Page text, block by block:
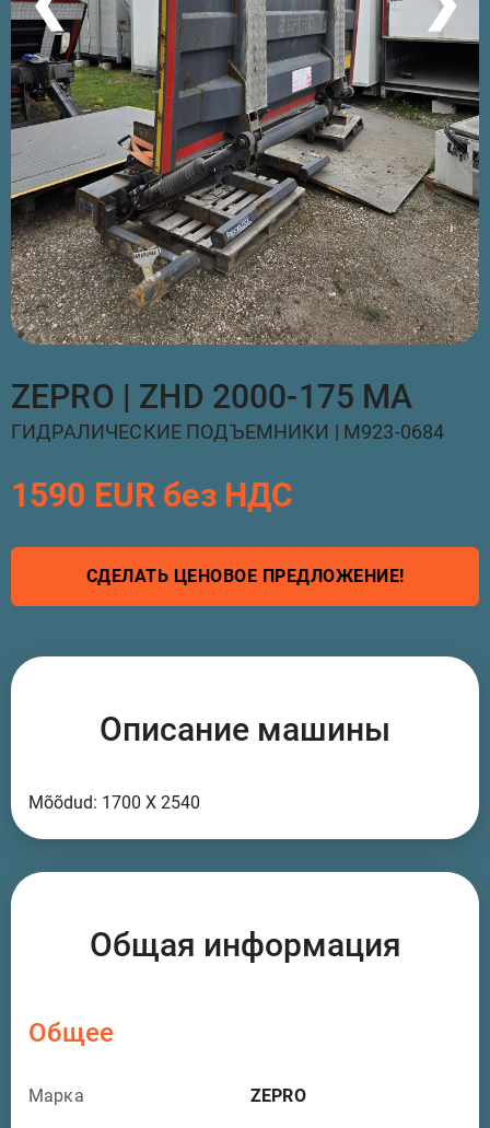
ZEPRO | ZHD 2000-175 MA
ГИДРАЛИЧЕСКИЕ ПОДЪЕМНИКИ | M923-0684
1590 EUR без НДС
СДЕЛАТЬ ЦЕНОВОЕ ПРЕДЛОЖЕНИЕ!
Описание машины
Mõõdud: 1700 X 2540
Общая информация
Общее
Марка ZEPRO